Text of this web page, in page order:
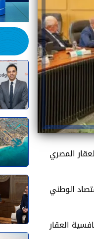
المصري
الوطني
العقار